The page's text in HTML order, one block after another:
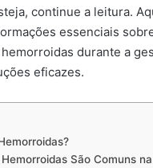
continue a leitura.
essenciais
durante a
eficazes.
São Comuns